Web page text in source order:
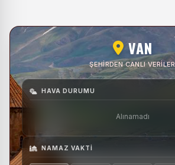
VAN
ŞEHIRDEN CANLI VERILER
HAVA DURUMU
Alınamadı
NAMAZ VAKTI